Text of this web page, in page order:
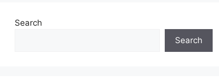
Search
Search